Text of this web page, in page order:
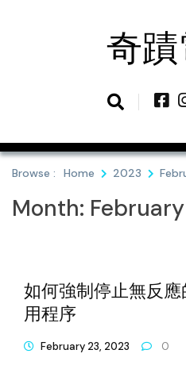
奇
Browse : Home 2023
Month:
如何強制停止無反
用程序
February 23, 2023 0